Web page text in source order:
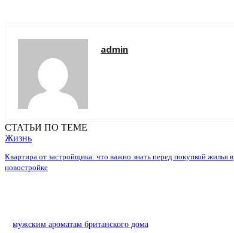
admin
СТАТЬИ ПО ТЕМЕ
Жизнь
Квартира от застройщика: что важно знать перед покупкой жилья в
новостройке
мужским ароматам британского дома